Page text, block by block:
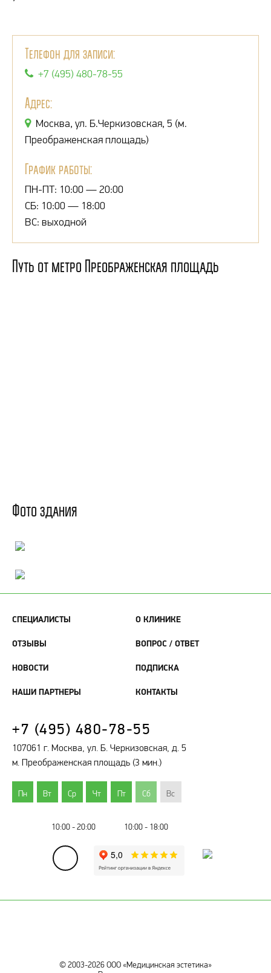
Телефон для записи:
+7 (495) 480-78-55
Адрес:
Москва, ул. Б.Черкизовская, 5 (м.
Преображенская площадь)
График работы:
ПН-ПТ: 10:00 — 20:00
СБ: 10:00 — 18:00
ВС: выходной
Путь от метро Преображенская площадь
Фото здания
© 2003-2026 ООО «Медицинская эстетика»
СПЕЦИАЛИСТЫ О КЛИНИКЕ
ОТЗЫВЫ ВОПРОС / ОТВЕТ
НОВОСТИ ПОДПИСКА
НАШИ ПАРТНЕРЫ КОНТАКТЫ
+7 (495) 480-78-55
107061 г. Москва, ул. Б. Черкизовская, д. 5
м. Преображенская площадь (3 мин.)
Пн Вт Ср Чт Пт Сб Вс
10:00 - 20:00 10:00 - 18:00